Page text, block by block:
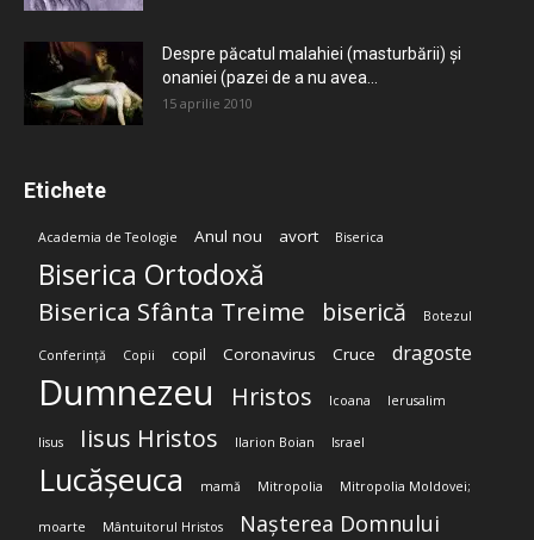
Despre păcatul malahiei (masturbării) şi
onaniei (pazei de a nu avea...
15 aprilie 2010
Etichete
Academia de Teologie Anul nou avort Biserica
Biserica Ortodoxă
Biserica Sfânta Treime biserică Botezul
Conferință Copii copil Coronavirus Cruce dragoste
Dumnezeu Hristos Icoana Ierusalim
Iisus Iisus Hristos Ilarion Boian Israel
Lucășeuca mamă Mitropolia Mitropolia Moldovei;
moarte Mântuitorul Hristos Nașterea Domnului